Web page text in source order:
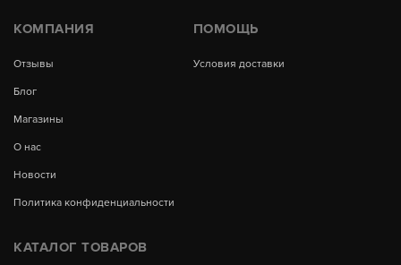
КОМПАНИЯ
Отзывы
Блог
Магазины
О нас
Новости
Политика конфиденциальности
ПОМОЩЬ
Условия доставки
КАТАЛОГ ТОВАРОВ